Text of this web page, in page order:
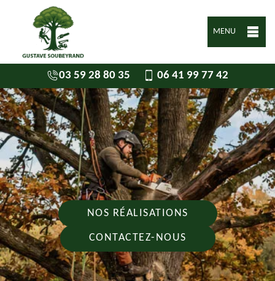
MENU
03 59 28 80 35 06 41 99 77 42
NOS RÉALISATIONS
CONTACTEZ-NOUS